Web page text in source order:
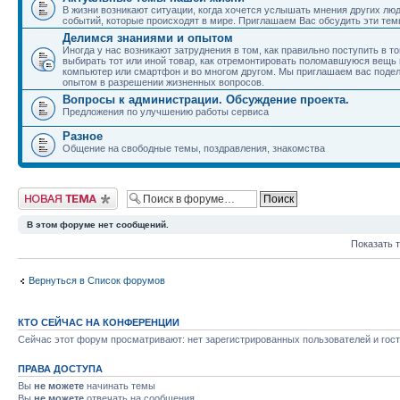
В жизни возникают ситуации, когда хочется услышать мнения других
событий, которые происходят в мире. Приглашаем Вас обсудить эти
Делимся знаниями и опытом
Иногда у нас возникают затруднения в том, как правильно поступить в
выбирать тот или иной товар, как отремонтировать поломавшуюся вещь
компьютер или смартфон и во многом другом. Мы приглашаем вас
опытом в разрешении жизненных вопросов.
Вопросы к администрации. Обсуждение проекта.
Предложения по улучшению работы сервиса
Разное
Общение на свободные темы, поздравления, знакомства
Новая тема
В этом форуме нет сообщений.
Показать
Вернуться в Список форумов
КТО СЕЙЧАС НА КОНФЕРЕНЦИИ
Сейчас этот форум просматривают: нет зарегистрированных пользователей и
ПРАВА ДОСТУПА
Вы не можете начинать темы
Вы не можете отвечать на сообщения